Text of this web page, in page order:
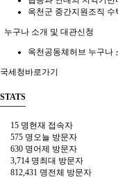
옥천군 중간지원조직 수
누구나 소개 및 대관신청
옥천공동체허브 누구나
국세청바로가기
STATS
15 명현재 접속자
575 명오늘 방문자
630 명어제 방문자
3,714 명최대 방문자
812,431 명전체 방문자